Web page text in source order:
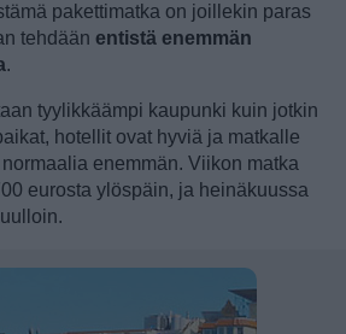
pakettimatka on joillekin paras
tehdään entistä enemmän
.
tyylikkäämpi kaupunki kuin jotkin
hotellit ovat hyviä ja matkalle
enemmän. Viikon matka
eurosta ylöspäin, ja heinäkuussa